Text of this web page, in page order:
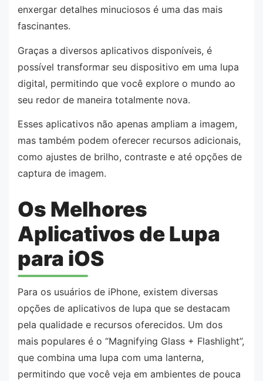
enxergar detalhes minuciosos é uma das mais
fascinantes.
Graças a diversos aplicativos disponíveis, é
possível transformar seu dispositivo em uma lupa
digital, permitindo que você explore o mundo ao
seu redor de maneira totalmente nova.
Esses aplicativos não apenas ampliam a imagem,
mas também podem oferecer recursos adicionais,
como ajustes de brilho, contraste e até opções de
captura de imagem.
Os Melhores
Aplicativos de Lupa
para iOS
Para os usuários de iPhone, existem diversas
opções de aplicativos de lupa que se destacam
pela qualidade e recursos oferecidos. Um dos
mais populares é o “Magnifying Glass + Flashlight”,
que combina uma lupa com uma lanterna,
permitindo que você veja em ambientes de pouca